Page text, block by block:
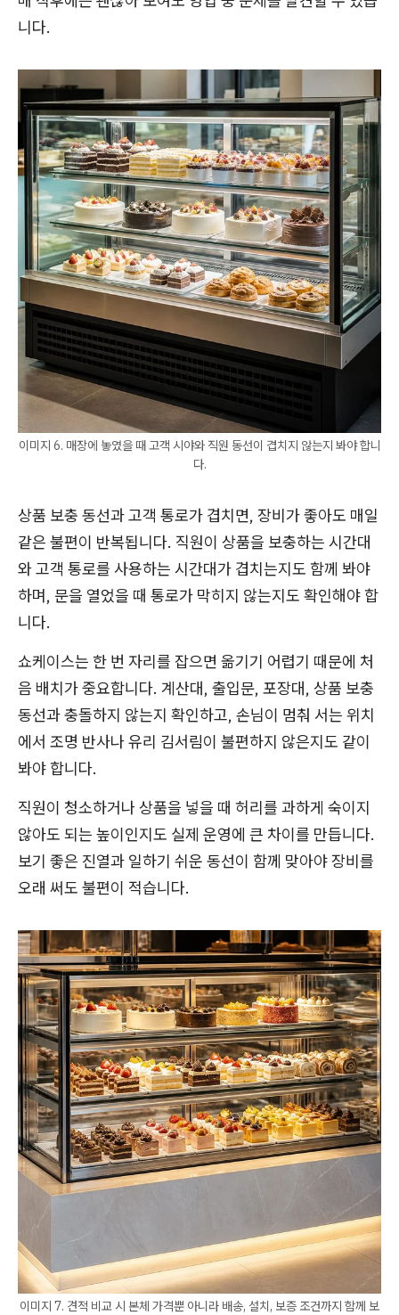
니다.
이미지 6. 매장에 놓였을 때 고객 시야와 직원 동선이 겹치지 않는지 봐야 합니
다.
상품 보충 동선과 고객 통로가 겹치면, 장비가 좋아도 매일
같은 불편이 반복됩니다. 직원이 상품을 보충하는 시간대
와 고객 통로를 사용하는 시간대가 겹치는지도 함께 봐야
하며, 문을 열었을 때 통로가 막히지 않는지도 확인해야 합
니다.
쇼케이스는 한 번 자리를 잡으면 옮기기 어렵기 때문에 처
음 배치가 중요합니다. 계산대, 출입문, 포장대, 상품 보충
동선과 충돌하지 않는지 확인하고, 손님이 멈춰 서는 위치
에서 조명 반사나 유리 김서림이 불편하지 않은지도 같이
봐야 합니다.
직원이 청소하거나 상품을 넣을 때 허리를 과하게 숙이지
않아도 되는 높이인지도 실제 운영에 큰 차이를 만듭니다.
보기 좋은 진열과 일하기 쉬운 동선이 함께 맞아야 장비를
오래 써도 불편이 적습니다.
이미지 7. 견적 비교 시 본체 가격뿐 아니라 배송, 설치, 보증 조건까지 함께 보